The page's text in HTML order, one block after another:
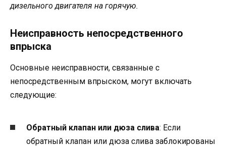
дизельного двигателя на горячую.
Неисправность непосредственного
впрыска
Основные неисправности, связанные с
непосредственным впрыском, могут включать
следующие:
Обратный клапан или дюза слива: Если
обратный клапан или дюза слива заблокированы